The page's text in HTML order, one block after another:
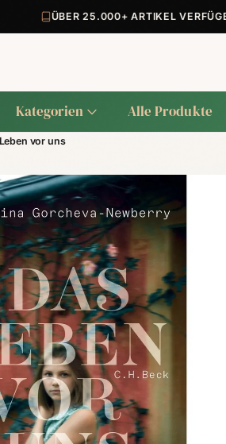
ÜBER 25.000+ ARTIKEL VERFÜGBAR
Kategorien Alle Produkte
vor uns